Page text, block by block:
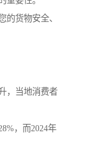
的货物安全、
，当地消费者
，而2024年